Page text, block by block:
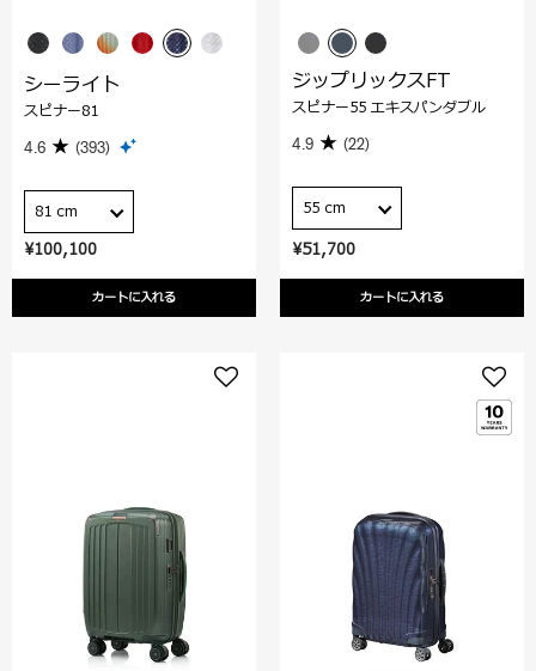
¥100,100
カートに入れる
シーライト
スピナー81
4.6 (393)
81 cm
¥51,700
カートに入れる
ジップリックスFT
スピナー55 エキスパンダブル
4.9 (22)
55 cm